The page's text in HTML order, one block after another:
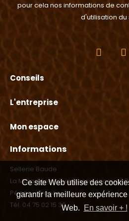
Ce site Web utilise des
garantir la meilleure expérience
Web.
En savoir + !
pour cela nos informations de
d'utilisation du
Conseils
L'entreprise
Mon espace
Informations
Sellerie Baude
La Maladière - 3, impasse Jacques
Péage - France
Tél. 04 75 02 15 39